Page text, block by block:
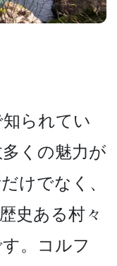
ら­れてい
くの魅力が
けでなく、
史ある村々
。コルフ